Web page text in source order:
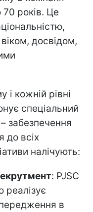
років. Це
досвідом,
кожній рівні
спеціальний
забезпечення
до всіх
налічують:
: PJSC
реалізує
в